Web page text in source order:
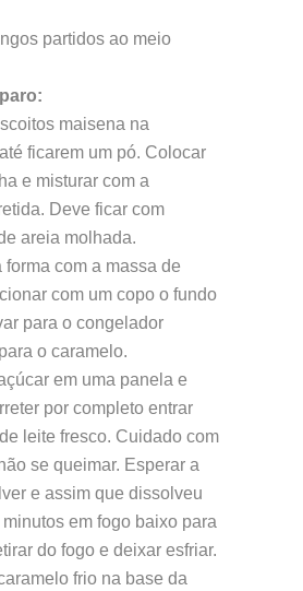
partidos ao meio
maisena na
ficarem um pó. Colocar
e misturar com a
Deve ficar com
areia molhada.
forma com a massa de
com um copo o fundo
para o congelador
o caramelo.
em uma panela e
por completo entrar
leite fresco. Cuidado com
se queimar. Esperar a
e assim que dissolveu
em fogo baixo para
do fogo e deixar esfriar.
frio na base da